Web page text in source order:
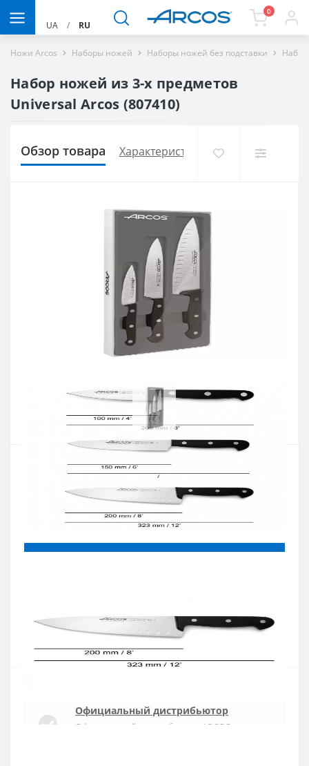
UA / RU
0
Ножи Arcos Наборы ножей Наборы ножей без подставки
Набор ножей из 3-х предметов
Universal Arcos (807410)
Обзор товара Характеристики Доставка и
807410
Цена 3 516 грн.
Кол-во:
Официальный дистрибьютор
Официальный дистрибьютор ARCOS в